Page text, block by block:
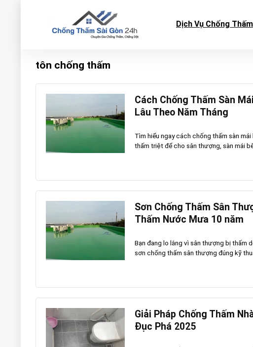
Dịch Vụ Chống Thấm
tôn chống thấm
Cách Chống Thấm Sàn
Lâu Theo Năm Tháng
Tìm hiểu ngay cách chống thấm sàn
thấm triệt để cho sân thượng, sàn mái bê
Sơn Chống Thấm Sân
Thấm Nước Mưa 10 năm
Bạn đang lo lắng vì sân thượng bị thấm
sơn chống thấm sân thượng đúng kỹ
Giải Pháp Chống Thấm
Đục Phá 2025